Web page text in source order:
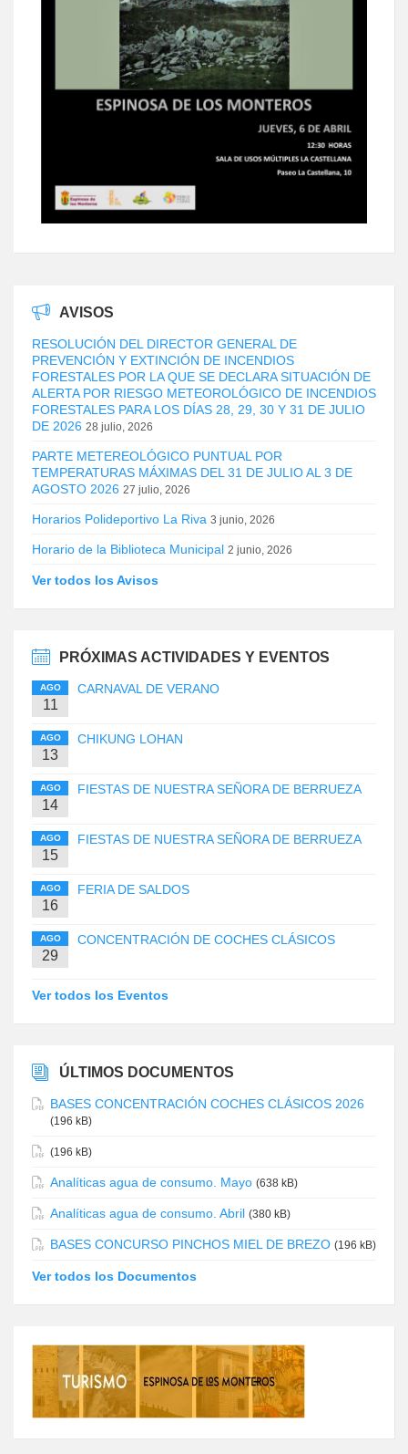
AVISOS
RESOLUCIÓN DEL DIRECTOR GENERAL DE
PREVENCIÓN Y EXTINCIÓN DE INCENDIOS
FORESTALES POR LA QUE SE DECLARA SITUACIÓN DE
ALERTA POR RIESGO METEOROLÓGICO DE INCENDIOS
FORESTALES PARA LOS DÍAS 28, 29, 30 Y 31 DE JULIO
DE 2026 28 julio, 2026
PARTE METEREOLÓGICO PUNTUAL POR
TEMPERATURAS MÁXIMAS DEL 31 DE JULIO AL 3 DE
AGOSTO 2026 27 julio, 2026
Horarios Polideportivo La Riva 3 junio, 2026
Horario de la Biblioteca Municipal 2 junio, 2026
Ver todos los Avisos
PRÓXIMAS ACTIVIDADES Y EVENTOS
AGO
11
CARNAVAL DE VERANO
AGO
13
CHIKUNG LOHAN
AGO
14
FIESTAS DE NUESTRA SEÑORA DE BERRUEZA
AGO
15
FIESTAS DE NUESTRA SEÑORA DE BERRUEZA
AGO
16
FERIA DE SALDOS
AGO
29
CONCENTRACIÓN DE COCHES CLÁSICOS
Ver todos los Eventos
ÚLTIMOS DOCUMENTOS
BASES CONCENTRACIÓN COCHES CLÁSICOS 2026
(196 kB)
(196 kB)
Analíticas agua de consumo. Mayo (638 kB)
Analíticas agua de consumo. Abril (380 kB)
BASES CONCURSO PINCHOS MIEL DE BREZO (196 kB)
Ver todos los Documentos